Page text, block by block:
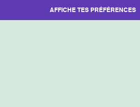
AFFICHE TES PRÉFÉRENCES